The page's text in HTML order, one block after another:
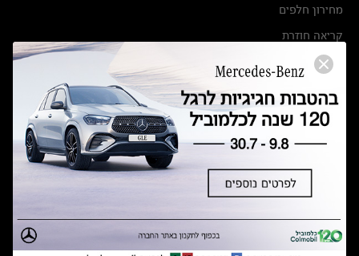
מחירון חלפים
קריאה חוזרת
הודעה על הטבות לרכבי מרצדס בהסדר פשרה בתצ 56447-02-19
תקנון ימי מכירות 120 לכלמוביל
מצאו אותנו
אולמות תצוגה
מרכזי שירות